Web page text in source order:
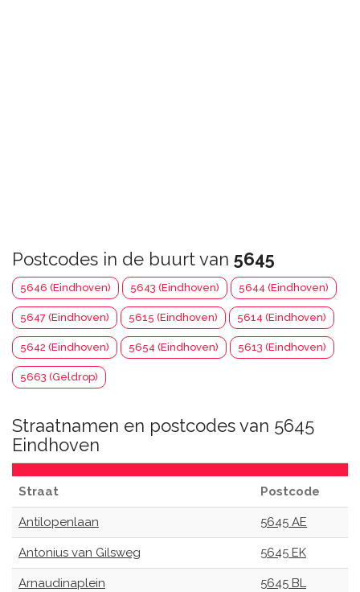
Postcodes in de buurt van 5645
5646 (Eindhoven) 5643 (Eindhoven) 5644 (Eindhoven)
5647 (Eindhoven) 5615 (Eindhoven) 5614 (Eindhoven)
5642 (Eindhoven) 5654 (Eindhoven) 5613 (Eindhoven)
5663 (Geldrop)
Straatnamen en postcodes van 5645
Eindhoven
Straat Postcode
Antilopenlaan 5645 AE
Antonius van Gilsweg 5645 EK
Arnaudinaplein 5645 BL